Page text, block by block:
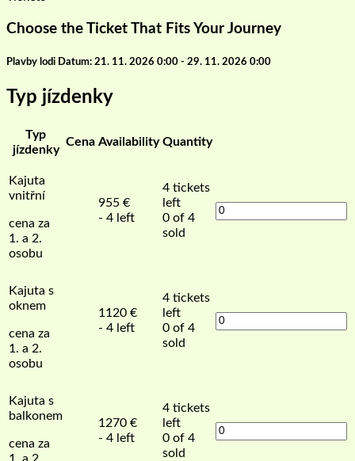
Choose the Ticket That Fits Your Journey
Plavby lodi Datum: 21. 11. 2026 0:00 - 29. 11. 2026 0:00
Typ jízdenky
Typ
jízdenky
Cena Availability Quantity
Kajuta
vnitřní
cena za
1. a 2.
osobu
955 €
- 4 left
4 tickets
left
0 of 4
sold
Kajuta s
oknem
cena za
1. a 2.
osobu
1120 €
- 4 left
4 tickets
left
0 of 4
sold
Kajuta s
balkonem
cena za
1270 €
- 4 left
4 tickets
left
0 of 4
sold